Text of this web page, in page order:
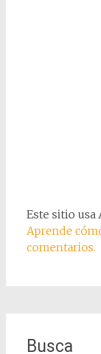
Este sitio usa
Aprende
comentarios.
Busca